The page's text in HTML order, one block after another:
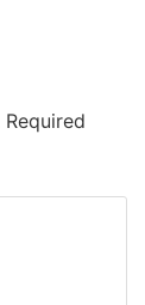
Required